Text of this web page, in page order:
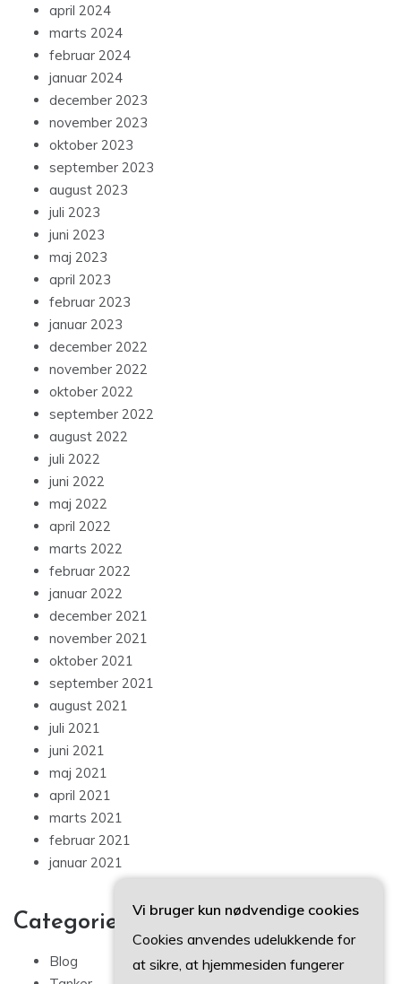
april 2024
marts 2024
februar 2024
januar 2024
december 2023
november 2023
oktober 2023
september 2023
august 2023
juli 2023
juni 2023
maj 2023
april 2023
februar 2023
januar 2023
december 2022
november 2022
oktober 2022
september 2022
august 2022
juli 2022
juni 2022
maj 2022
april 2022
marts 2022
februar 2022
januar 2022
december 2021
november 2021
oktober 2021
september 2021
august 2021
juli 2021
juni 2021
maj 2021
april 2021
marts 2021
februar 2021
januar 2021
Categories
Blog
Vi bruger kun nødvendige cookies
Cookies anvendes udelukkende for
at sikre, at hjemmesiden fungerer